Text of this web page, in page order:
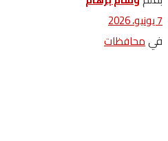
7 يونيو، 2026
فيمحافظات